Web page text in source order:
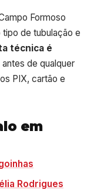
Formoso
de tubulação e
técnica é
de qualquer
PIX, cartão e
em
Rodrigues